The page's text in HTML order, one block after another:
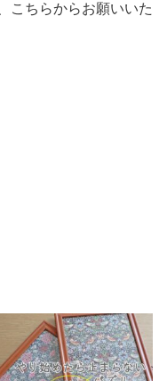
こちらからお願いいた